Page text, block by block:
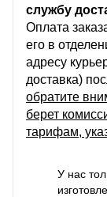
службу
Оплата
его в
адресу
доставка)
обратите
берет
тарифам,
У нас